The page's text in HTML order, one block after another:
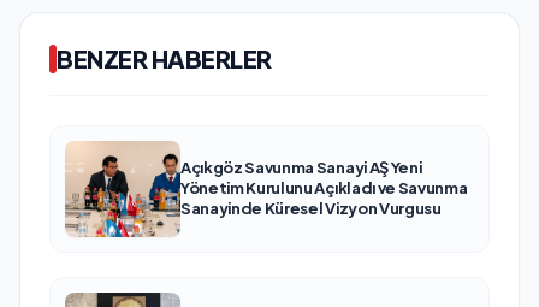
BENZER HABERLER
Açıkgöz Savunma Sanayi AŞ Yeni
Yönetim Kurulunu Açıkladı ve Savunma
Sanayinde Küresel Vizyon Vurgusu